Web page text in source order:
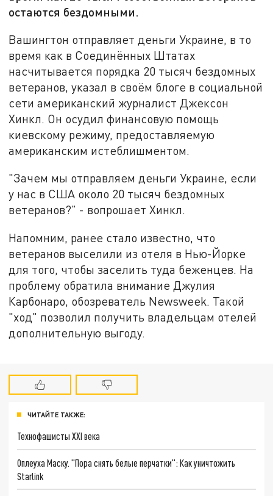
остаются бездомными.
Вашингтон отправляет деньги Украине, в то
время как в Соединённых Штатах
насчитывается порядка 20 тысяч бездомных
ветеранов, указал в своём блоге в социальной
сети американский журналист Джексон
Хинкл. Он осудил финансовую помощь
киевскому режиму, предоставляемую
американским истеблишментом.
"Зачем мы отправляем деньги Украине, если
у нас в США около 20 тысяч бездомных
ветеранов?" - вопрошает Хинкл.
Напомним, ранее стало известно, что
ветеранов выселили из отеля в Нью-Йорке
для того, чтобы заселить туда беженцев. На
проблему обратила внимание Джулия
Карбонаро, обозреватель Newsweek. Такой
"ход" позволил получить владельцам отелей
дополнительную выгоду.
ЧИТАЙТЕ ТАКЖЕ:
Технофашисты XXI века
Оплеуха Маску. "Пора снять белые перчатки": Как уничтожить
Starlink